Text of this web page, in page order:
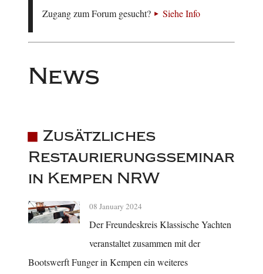
Zugang zum Forum gesucht?
Siehe Info
News
Zusätzliches
Restaurierungsseminar
in Kempen NRW
08 January 2024
Der Freundeskreis Klassische Yachten
veranstaltet zusammen mit der
Bootswerft Funger in Kempen ein weiteres